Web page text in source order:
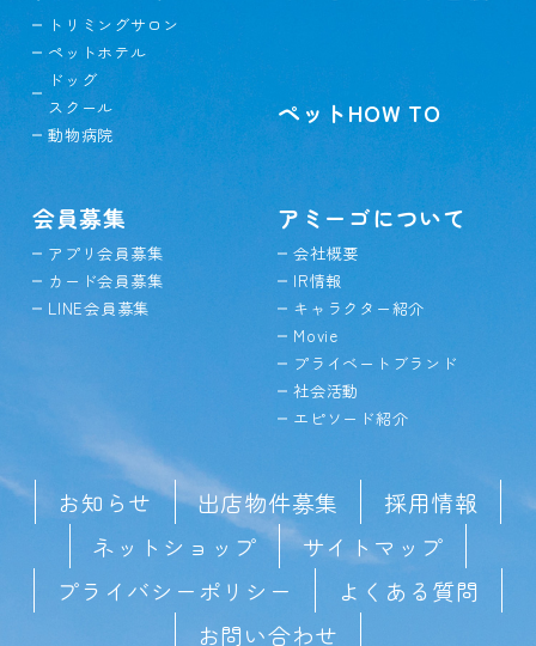
トリミングサロン
ペットホテル
ドッグ
スクール
動物病院
ペットHOW TO
会員募集
アプリ会員募集
カード会員募集
LINE会員募集
アミーゴについて
会社概要
IR情報
キャラクター紹介
Movie
プライベートブランド
社会活動
エピソード紹介
お知らせ 出店物件募集
採用情報
ネットショップ
サイトマップ
プライバシーポリシー
よくある質問
お問い合わせ